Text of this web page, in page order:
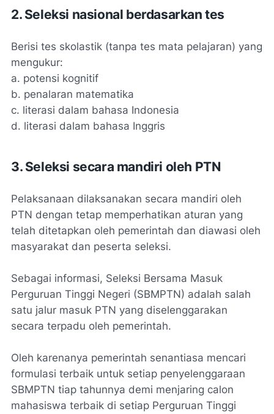
2. Seleksi nasional berdasarkan tes
Berisi tes skolastik (tanpa tes mata pelajaran) yang
mengukur:
a. potensi kognitif
b. penalaran matematika
c. literasi dalam bahasa Indonesia
d. literasi dalam bahasa Inggris
3. Seleksi secara mandiri oleh PTN
Pelaksanaan dilaksanakan secara mandiri oleh
PTN dengan tetap memperhatikan aturan yang
telah ditetapkan oleh pemerintah dan diawasi oleh
masyarakat dan peserta seleksi.
Sebagai informasi, Seleksi Bersama Masuk
Perguruan Tinggi Negeri (SBMPTN) adalah salah
satu jalur masuk PTN yang diselenggarakan
secara terpadu oleh pemerintah.
Oleh karenanya pemerintah senantiasa mencari
formulasi terbaik untuk setiap penyelenggaraan
SBMPTN tiap tahunnya demi menjaring calon
mahasiswa terbaik di setiap Perguruan Tinggi